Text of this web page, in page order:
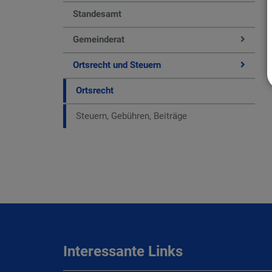
Standesamt
Gemeinderat
Ortsrecht und Steuern
Ortsrecht
Steuern, Gebühren, Beiträge
Interessante Links